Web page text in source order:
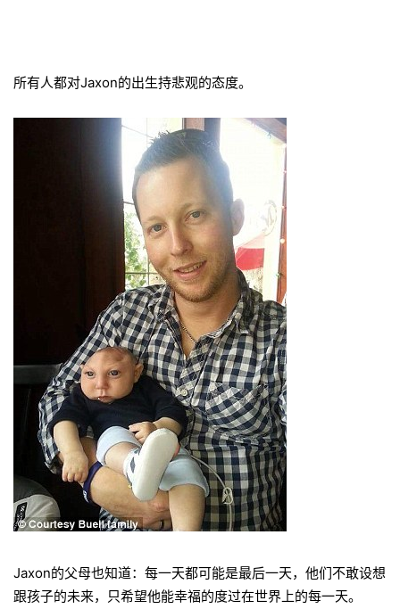
所有人都对Jaxon的出生持悲观的态度。
Jaxon的父母也知道：每一天都可能是最后一天，他们不敢设想
跟孩子的未来，只希望他能幸福的度过在世界上的每一天。